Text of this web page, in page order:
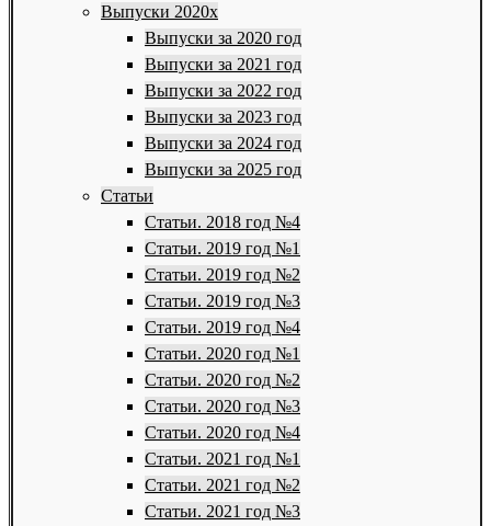
Выпуски 2020х
Выпуски за 2020 год
Выпуски за 2021 год
Выпуски за 2022 год
Выпуски за 2023 год
Выпуски за 2024 год
Выпуски за 2025 год
Статьи
Статьи. 2018 год №4
Статьи. 2019 год №1
Статьи. 2019 год №2
Статьи. 2019 год №3
Статьи. 2019 год №4
Статьи. 2020 год №1
Статьи. 2020 год №2
Статьи. 2020 год №3
Статьи. 2020 год №4
Статьи. 2021 год №1
Статьи. 2021 год №2
Статьи. 2021 год №3